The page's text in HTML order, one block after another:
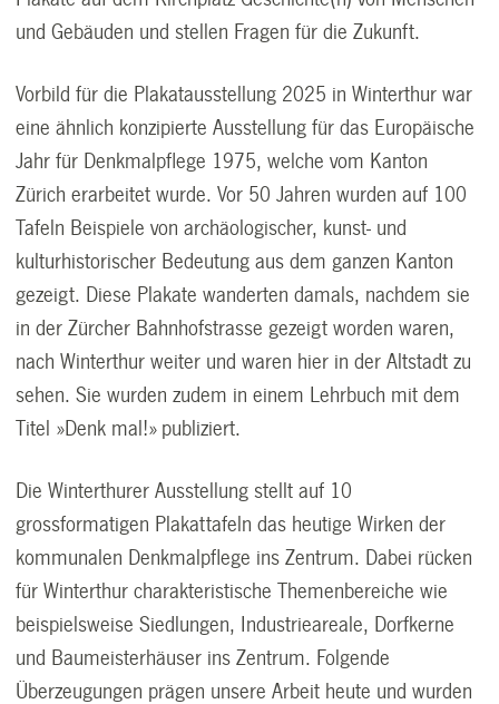
und Gebäuden und stellen Fragen für die Zukunft.
Vorbild für die Plakatausstellung 2025 in Winterthur war
eine ähnlich konzipierte Ausstellung für das Europäische
Jahr für Denkmalpflege 1975, welche vom Kanton
Zürich erarbeitet wurde. Vor 50 Jahren wurden auf 100
Tafeln Beispiele von archäologischer, kunst- und
kulturhistorischer Bedeutung aus dem ganzen Kanton
gezeigt. Diese Plakate wanderten damals, nachdem sie
in der Zürcher Bahnhofstrasse gezeigt worden waren,
nach Winterthur weiter und waren hier in der Altstadt zu
sehen. Sie wurden zudem in einem Lehrbuch mit dem
Titel »Denk mal!» publiziert.
Die Winterthurer Ausstellung stellt auf 10
grossformatigen Plakattafeln das heutige Wirken der
kommunalen Denkmalpflege ins Zentrum. Dabei rücken
für Winterthur charakteristische Themenbereiche wie
beispielsweise Siedlungen, Industrieareale, Dorfkerne
und Baumeisterhäuser ins Zentrum. Folgende
Überzeugungen prägen unsere Arbeit heute und wurden